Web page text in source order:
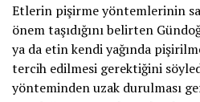
Etlerin pişirme yöntemlerinin
önem taşıdığını belirten
ya da etin kendi yağında
tercih edilmesi gerektiğini
yönteminden uzak durulması